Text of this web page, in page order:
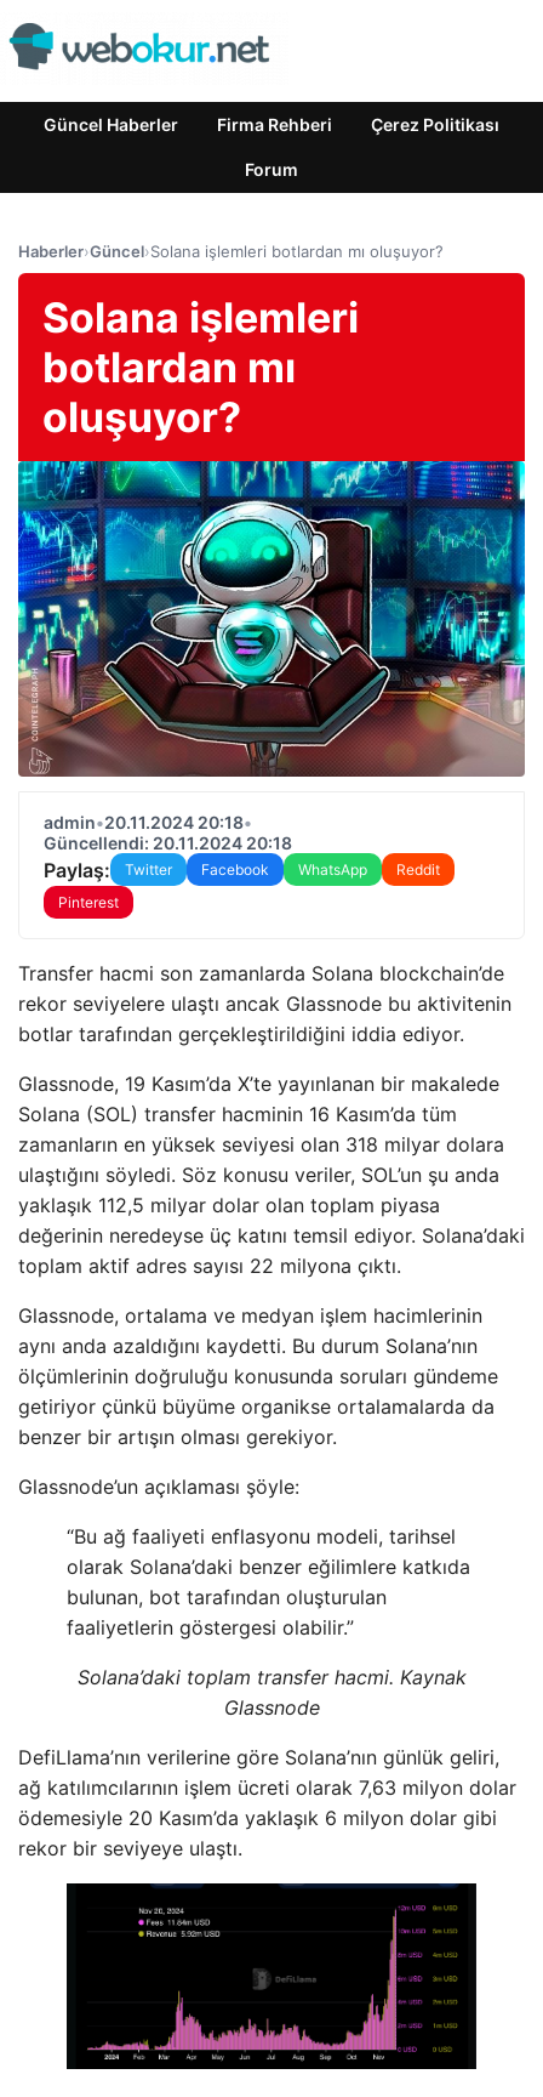
Güncel Haberler Firma Rehberi Çerez Politikası
Forum
Haberler›Güncel›Solana işlemleri botlardan mı oluşuyor?
Solana işlemleri
botlardan mı
oluşuyor?
admin•20.11.2024 20:18•
Güncellendi: 20.11.2024 20:18
Paylaş: Twitter Facebook WhatsApp
Reddit
Pinterest
Transfer hacmi son zamanlarda Solana blockchain’de
rekor seviyelere ulaştı ancak Glassnode bu aktivitenin
botlar tarafından gerçekleştirildiğini iddia ediyor.
Glassnode, 19 Kasım’da X’te yayınlanan bir makalede
Solana (SOL) transfer hacminin 16 Kasım’da tüm
zamanların en yüksek seviyesi olan 318 milyar dolara
ulaştığını söyledi. Söz konusu veriler, SOL’un şu anda
yaklaşık 112,5 milyar dolar olan toplam piyasa
değerinin neredeyse üç katını temsil ediyor. Solana’daki
toplam aktif adres sayısı 22 milyona çıktı.
Glassnode, ortalama ve medyan işlem hacimlerinin
aynı anda azaldığını kaydetti. Bu durum Solana’nın
ölçümlerinin doğruluğu konusunda soruları gündeme
getiriyor çünkü büyüme organikse ortalamalarda da
benzer bir artışın olması gerekiyor.
Glassnode’un açıklaması şöyle:
“Bu ağ faaliyeti enflasyonu modeli, tarihsel
olarak Solana’daki benzer eğilimlere katkıda
bulunan, bot tarafından oluşturulan
faaliyetlerin göstergesi olabilir.”
Solana’daki toplam transfer hacmi. Kaynak
Glassnode
DefiLlama’nın verilerine göre Solana’nın günlük geliri,
ağ katılımcılarının işlem ücreti olarak 7,63 milyon dolar
ödemesiyle 20 Kasım’da yaklaşık 6 milyon dolar gibi
rekor bir seviyeye ulaştı.